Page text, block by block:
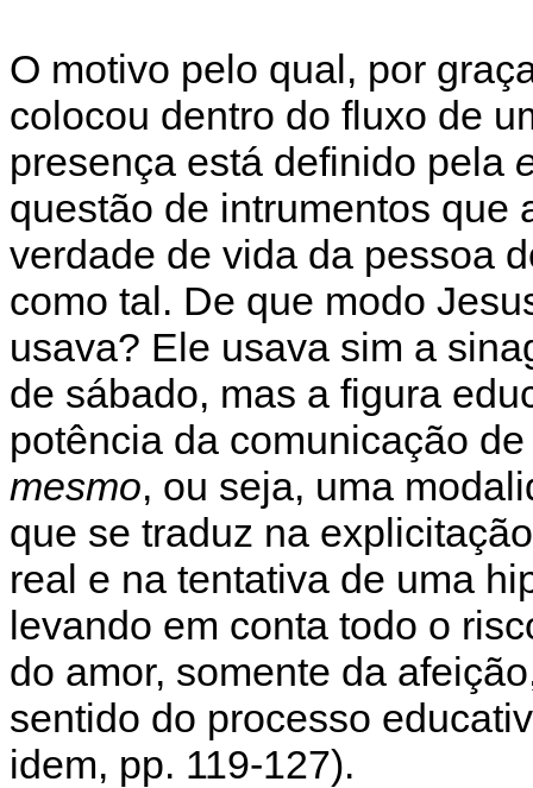
O motivo pelo qual, por
colocou dentro do fluxo de
presença está definido pela
questão de intrumentos que
verdade de vida da pessoa
como tal. De que modo
usava? Ele usava sim a
de sábado, mas a figura
potência da comunicação
mesmo, ou seja, uma
que se traduz na
real e na tentativa de uma
levando em conta todo o
do amor, somente da
sentido do processo
idem, pp. 119-127).